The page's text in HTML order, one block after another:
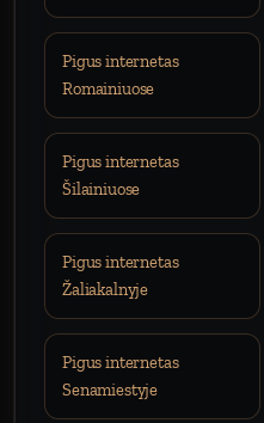
Pigus internetas
Romainiuose
Pigus internetas
Šilainiuose
Pigus internetas
Žaliakalnyje
Pigus internetas
Senamiestyje